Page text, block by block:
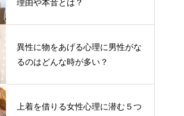
理由や本音とは？
異性に物をあげる心理に男性がな
るのはどんな時が多い？
上着を借りる女性心理に潜む５つ